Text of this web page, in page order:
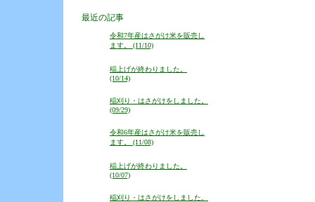
最近の記事
令和7年産はさがけ米を販売し
ます。 (11/10)
稲上げが終わりました。
(10/14)
稲刈り・はさがけをしました。
(09/29)
令和6年産はさがけ米を販売し
ます。 (11/08)
稲上げが終わりました。
(10/07)
稲刈り・はさがけをしました。